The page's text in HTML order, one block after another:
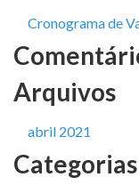
Cronograma de
Arquivos
abril 2021
Categorias